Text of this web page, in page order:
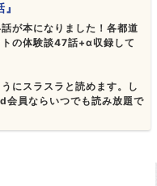
が本になりました！各都道
の体験談47話+α収録して
にスラスラと読めます。し
員ならいつでも読み放題で